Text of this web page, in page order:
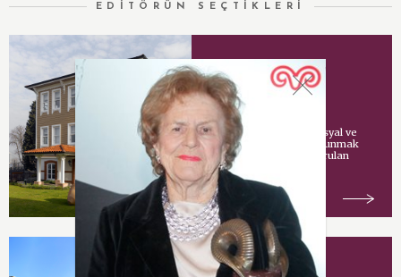
EDİTÖRÜN SEÇTİKLERİ
Vehbi Koç Vakfı
Vehbi Koç tarafından sosyal ve
kültürel hizmetlerde bulunmak
amacıyla İstanbul’da kurulan
vakıf.